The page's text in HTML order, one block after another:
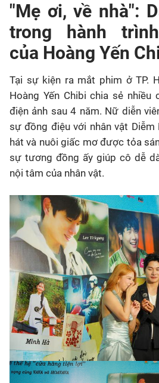
"Mẹ ơi, về nhà":
trong hành
của Hoàng Yến
Tại sự kiện ra mắt phim ở TP.
Hoàng Yến Chibi chia sẻ
điện ảnh sau 4 năm. Nữ diễn
sự đồng điệu với nhân vật Diễm
hát và nuôi giấc mơ được tỏa
sự tương đồng ấy giúp cô dễ
nội tâm của nhân vật.